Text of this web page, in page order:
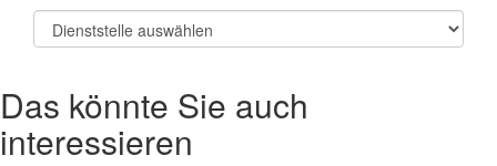
Das könnte Sie auch
interessieren